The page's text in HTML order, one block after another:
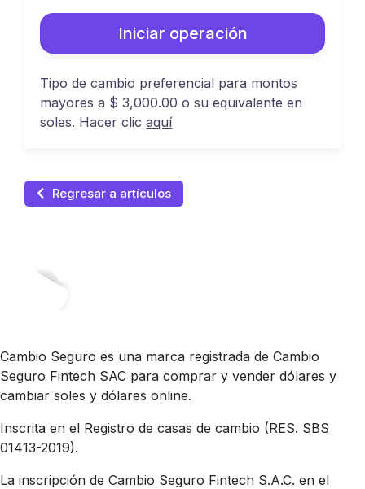
Iniciar operación
Tipo de cambio preferencial para montos
mayores a $ 3,000.00 o su equivalente en
soles. Hacer clicaquí
Regresar a artículos
Cambio Seguro es una marca registrada de Cambio
Seguro Fintech SAC para comprar y vender dólares y
cambiar soles y dólares online.
Inscrita en el Registro de casas de cambio (RES. SBS
01413-2019).
La inscripción de Cambio Seguro Fintech S.A.C. en el